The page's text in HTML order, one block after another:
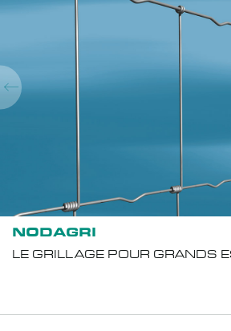
NODAGRI
LE GRILLAGE POUR GRANDS